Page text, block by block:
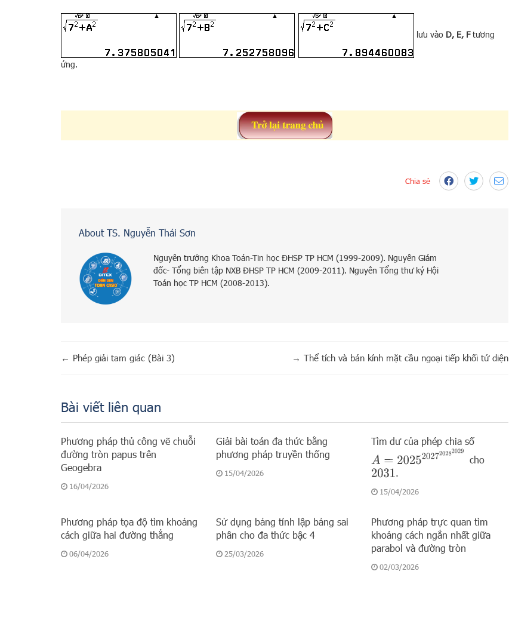
lưu vào D, E, Ftương
ứng.
Chia sẻ
About TS. Nguyễn Thái Sơn
Nguyên trưởng Khoa Toán-Tin học ĐHSP TP HCM (1999-2009). Nguyên Giám
đốc- Tổng biên tập NXB ĐHSP TP HCM (2009-2011). Nguyên Tổng thư ký Hội
Toán học TP HCM (2008-2013).
← Phép giải tam giác (Bài 3) → Thể tích và bán kính mặt cầu ngoại tiếp khối tứ diện
Bài viết liên quan
Phương pháp thủ công vẽ chuỗi
đường tròn papus trên
Geogebra
16/04/2026
Giải bài toán đa thức bằng
phương pháp truyền thống
15/04/2026
Tìm dư của phép chia số
A= 2025202720282029 cho
2031 .
15/04/2026
Phương pháp tọa độ tìm khoảng
cách giữa hai đường thẳng
06/04/2026
Sử dụng bảng tính lập bảng sai
phân cho đa thức bậc 4
25/03/2026
Phương pháp trực quan tìm
khoảng cách ngắn nhất giữa
parabol và đường tròn
02/03/2026